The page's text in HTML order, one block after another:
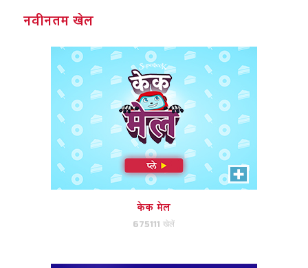
नवीनतम खेल
केक मेल
675111 खेलें
गिज़मो ग्रिड
अपने लक्ष्य पर डिस्क लॉन्च करने के लिए
स्वाइप करें।